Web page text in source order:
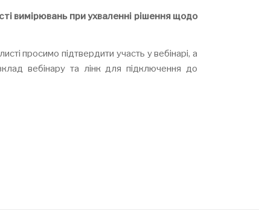
вимірювань при ухваленні рішення щодо
просимо підтвердити участь у вебінарі, а
вебінару та лінк для підключення до